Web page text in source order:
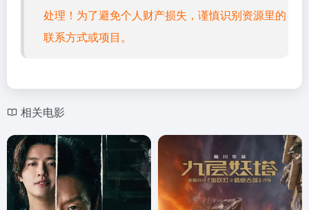
处理！为了避免个人财产损失，谨慎识别资源里的
联系方式或项目。
相关电影